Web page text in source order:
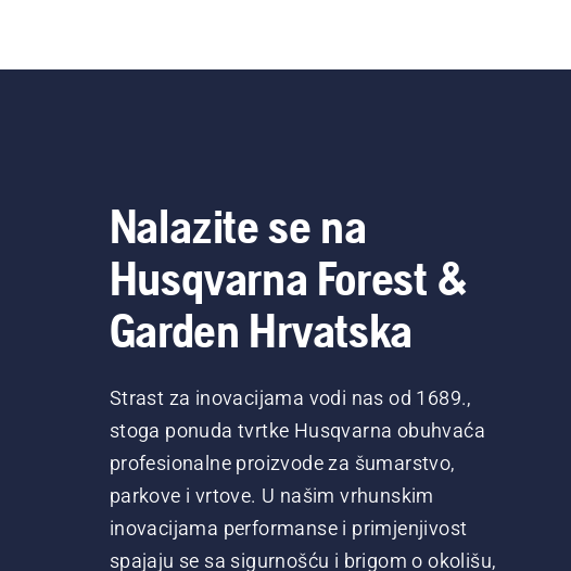
Nalazite se na
Husqvarna Forest &
Garden Hrvatska
Strast za inovacijama vodi nas od 1689.,
stoga ponuda tvrtke Husqvarna obuhvaća
profesionalne proizvode za šumarstvo,
parkove i vrtove. U našim vrhunskim
inovacijama performanse i primjenjivost
spajaju se sa sigurnošću i brigom o okolišu,